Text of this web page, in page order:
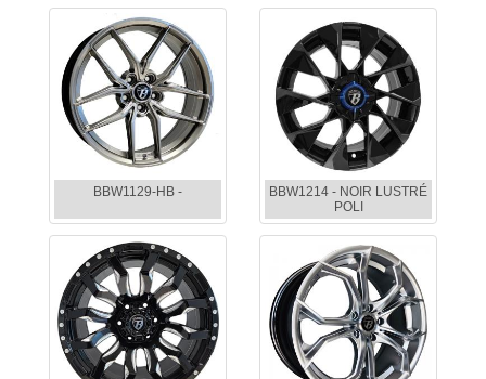
BBW1129-HB -
BBW1214 - NOIR LUSTRÉ
POLI